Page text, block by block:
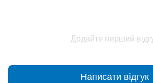
Додайте перший
Написати відгук